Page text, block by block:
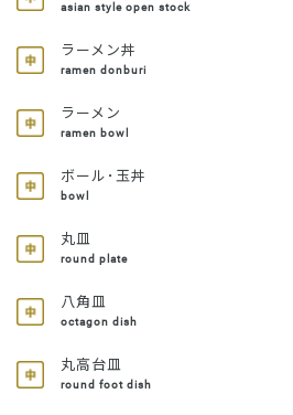
asian style open stock
ラーメン丼
ramen donburi
ラーメン
ramen bowl
ボール･玉丼
bowl
丸皿
round plate
八角皿
octagon dish
丸高台皿
round foot dish